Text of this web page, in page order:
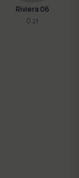
Riviera 06
0 zł